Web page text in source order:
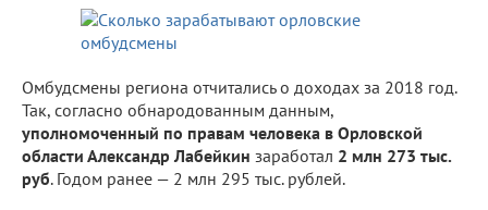
Омбудсмены региона отчитались о доходах за 2018 год.
Так, согласно обнародованным данным,
уполномоченный по правам человека в Орловской
области Александр Лабейкин заработал 2 млн 273 тыс.
руб. Годом ранее — 2 млн 295 тыс. рублей.